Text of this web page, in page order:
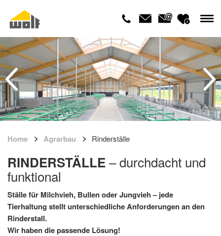
Home Agrarbau Rinderställe
RINDERSTÄLLE– durchdacht und
funktional
Ställe für Milchvieh, Bullen oder Jungvieh – jede
Tierhaltung stellt unterschiedliche Anforderungen an den
Rinderstall.
Wir haben die passende Lösung!